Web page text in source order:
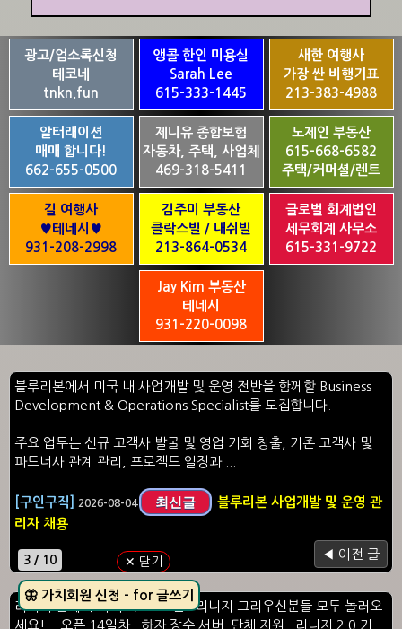
광고/업소록신청
테코네
tnkn.fun
앵콜 한인 미용실
Sarah Lee
615-333-1445
새한 여행사
가장 싼 비행기표
213-383-4988
알터래이션
매매 합니다!
662-655-0500
제니유 종합보험
자동차, 주택, 사업체
469-318-5411
노제인 부동산
615-668-6582
주택/커머셜/렌트
길 여행사
♥테네시♥
931-208-2998
김주미 부동산
클락스빌 / 내쉬빌
213-864-0534
글로벌 회계법인
세무회계 사무소
615-331-9722
Jay Kim 부동산
테네시
931-220-0098
블루리본에서 미국 내 사업개발 및 운영 전반을 함께할 Business
Development & Operations Specialist를 모집합니다.
주요 업무는 신규 고객사 발굴 및 영업 기회 창출, 기존 고객사 및
파트너사 관계 관리, 프로젝트 일정과 ...
[구인구직] 2026-08-04 최신글
블루리본 사업개발 및 운영 관
리자 채용
◀ 이전 글
리니지 클래식 서버 4/11 오픈. 리니지 그리우신분들 모두 놀러오
세요! 오픈 14일차. 하자 장수 서버. 단체 지원. 리니지 2.0 기
🐨 가치회원 신청 - for 글쓰기
4 / 10 ✕ 닫기